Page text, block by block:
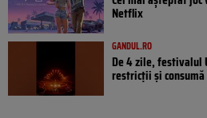
Netflix
GANDUL.RO
De 4 zile, festivalul
restricții și